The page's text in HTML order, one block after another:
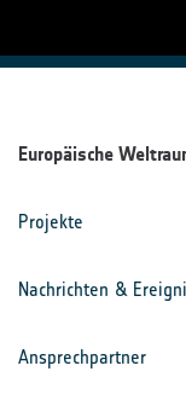
Europäische
Projekte
Nachrichten &
Ansprechpartner